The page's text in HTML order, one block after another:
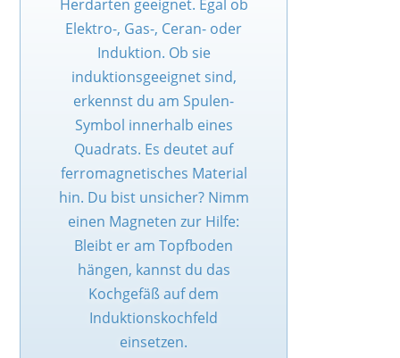
Herdarten geeignet. Egal ob
Elektro-, Gas-, Ceran- oder
Induktion. Ob sie
induktionsgeeignet sind,
erkennst du am Spulen-
Symbol innerhalb eines
Quadrats. Es deutet auf
ferromagnetisches Material
hin. Du bist unsicher? Nimm
einen Magneten zur Hilfe:
Bleibt er am Topfboden
hängen, kannst du das
Kochgefäß auf dem
Induktionskochfeld
einsetzen.